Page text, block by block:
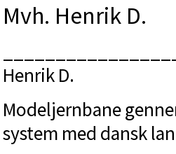
Mvh. Henrik D.
Henrik D.
Modeljernbane
system med dansk